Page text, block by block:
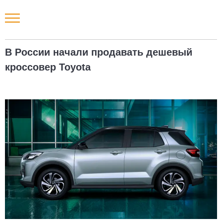
В России начали продавать дешевый
кроссовер Toyota
Новости РФ
Городские новости
Наши мероприятия
Статьи